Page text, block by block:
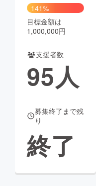
CAMPFIRE Creation
コミュニティ
141%
目標金額は
1,000,000円
支援者数
95人
募集終了まで残
り
終了